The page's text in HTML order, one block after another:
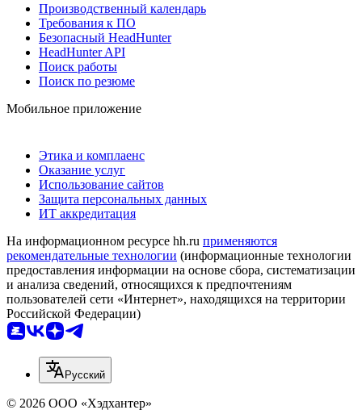
Производственный календарь
Требования к ПО
Безопасный HeadHunter
HeadHunter API
Поиск работы
Поиск по резюме
Мобильное приложение
Этика и комплаенс
Оказание услуг
Использование сайтов
Защита персональных данных
ИТ аккредитация
На информационном ресурсе hh.ru применяются
рекомендательные технологии (информационные технологии
предоставления информации на основе сбора, систематизации
и анализа сведений, относящихся к предпочтениям
пользователей сети «Интернет», находящихся на территории
Российской Федерации)
Русский
© 2026 ООО «Хэдхантер»